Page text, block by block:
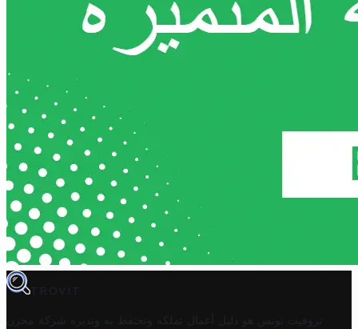
TROVIT
تروفيت تونس هو دليل أعمال تملكه وتحتفظ به وتديره
شركة مخزن